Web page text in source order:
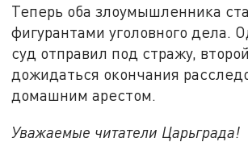
Теперь оба злоумышленника
фигурантами уголовного дела.
суд отправил под стражу,
дожидаться окончания
домашним арестом.
Уважаемые читатели Царьграда!